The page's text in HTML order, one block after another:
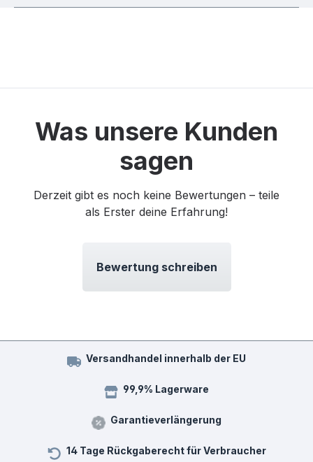
Was unsere Kunden
sagen
Derzeit gibt es noch keine Bewertungen – teile
als Erster deine Erfahrung!
Bewertung schreiben
Versandhandel innerhalb der EU
99,9% Lagerware
Garantieverlängerung
14 Tage Rückgaberecht für Verbraucher